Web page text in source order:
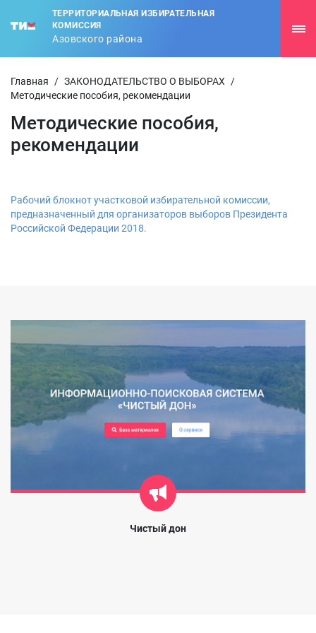
ТЕРРИТОРИАЛЬНАЯ ИЗБИРАТЕЛЬНАЯ
КОМИССИЯ
Азовского района
Главная / ЗАКОНОДАТЕЛЬСТВО О ВЫБОРАХ
/
Методические пособия, рекомендации
Методические пособия,
рекомендации
Рабочий блокнот участковой избирательной комиссии,
предназначенный для организаторов выборов Президента
Российской Федерации 2018.
Чистый дон